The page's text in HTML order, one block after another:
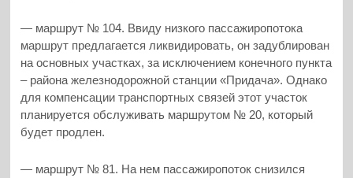
— маршрут № 104. Ввиду низкого пассажиропотока
маршрут предлагается ликвидировать, он задублирован
на основных участках, за исключением конечного пункта
– района железнодорожной станции «Придача». Однако
для компенсации транспортных связей этот участок
планируется обслуживать маршрутом № 20, который
будет продлен.
— маршрут № 81. На нем пассажиропоток снизился